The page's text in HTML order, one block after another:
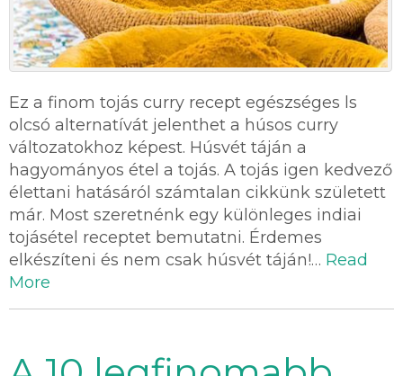
Ez a finom tojás curry recept egészséges ls
olcsó alternatívát jelenthet a húsos curry
változatokhoz képest. Húsvét táján a
hagyományos étel a tojás. A tojás igen kedvező
élettani hatásáról számtalan cikkünk született
már. Most szeretnénk egy különleges indiai
tojásétel receptet bemutatni. Érdemes
elkészíteni és nem csak húsvét táján!… Read
More